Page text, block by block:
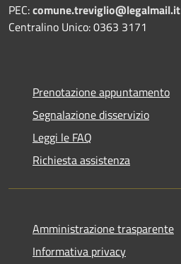
PEC:comune.treviglio@legalmail.it
Centralino Unico: 0363 3171
Prenotazione appuntamento
Segnalazione disservizio
Leggi le FAQ
Richiesta assistenza
Amministrazione trasparente
Informativa privacy